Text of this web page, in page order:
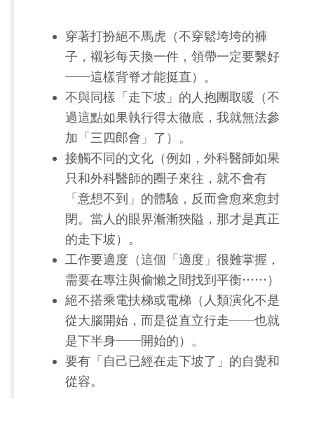
穿著打扮絕不馬虎（不穿鬆垮垮的褲
子，襯衫每天換一件，領帶一定要繫好
──這樣背脊才能挺直）。
不與同樣「走下坡」的人抱團取暖（不
過這點如果執行得太徹底，我就無法參
加「三四郎會」了）。
接觸不同的文化（例如，外科醫師如果
只和外科醫師的圈子來往，就不會有
「意想不到」的體驗，反而會愈來愈封
閉。當人的眼界漸漸狹隘，那才是真正
的走下坡）。
工作要適度（這個「適度」很難掌握，
需要在專注與偷懶之間找到平衡……）
絕不搭乘電扶梯或電梯（人類演化不是
從大腦開始，而是從直立行走──也就
是下半身──開始的）。
要有「自己已經在走下坡了」的自覺和
從容。